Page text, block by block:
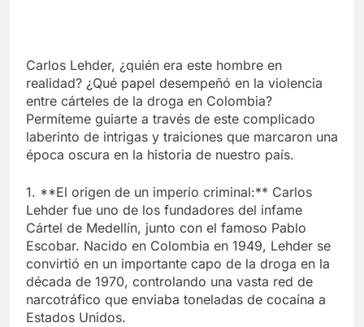
Carlos Lehder, ¿quién era este hombre en
realidad? ¿Qué papel desempeñó en la violencia
entre cárteles de la droga en Colombia?
Permíteme guiarte a través de este complicado
laberinto de intrigas y traiciones que marcaron una
época oscura en la historia de nuestro país.
1. **El origen de un imperio criminal:** Carlos
Lehder fue uno de los fundadores del infame
Cártel de Medellín, junto con el famoso Pablo
Escobar. Nacido en Colombia en 1949, Lehder se
convirtió en un importante capo de la droga en la
década de 1970, controlando una vasta red de
narcotráfico que enviaba toneladas de cocaína a
Estados Unidos.